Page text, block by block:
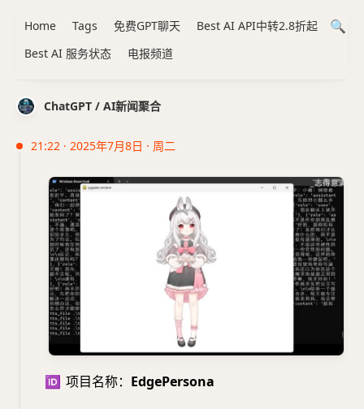
ChatGPT / AI新闻聚合
21:22 · 2025年7月8日 · 周二
🆔 项目名称： EdgePersona
Home Tags 免费GPT聊天
Best AI API中转2.8折起
Best AI 服务状态
电报频道